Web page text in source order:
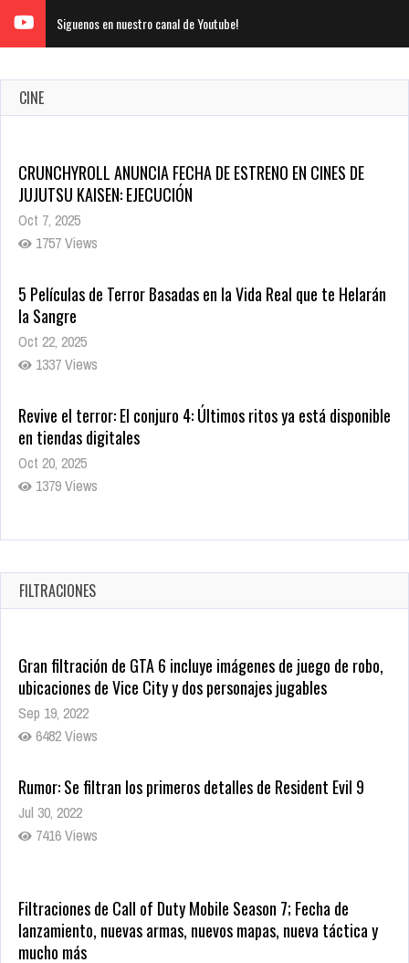
Siguenos en nuestro canal de Youtube!
CINE
CRUNCHYROLL ANUNCIA FECHA DE ESTRENO EN CINES DE
JUJUTSU KAISEN: EJECUCIÓN
Oct 7, 2025
1757 Views
5 Películas de Terror Basadas en la Vida Real que te Helarán
la Sangre
Oct 22, 2025
1337 Views
Revive el terror: El conjuro 4: Últimos ritos ya está disponible
en tiendas digitales
Oct 20, 2025
1379 Views
Warner Bros. lleva a las tiendas digitales su racha de
Oct 17, 2025
1435 Views
FILTRACIONES
Gran filtración de GTA 6 incluye imágenes de juego de robo,
ubicaciones de Vice City y dos personajes jugables
Sep 19, 2022
6482 Views
Rumor: Se filtran los primeros detalles de Resident Evil 9
Jul 30, 2022
7416 Views
Filtraciones de Call of Duty Mobile Season 7; Fecha de
lanzamiento, nuevas armas, nuevos mapas, nueva táctica y
mucho más